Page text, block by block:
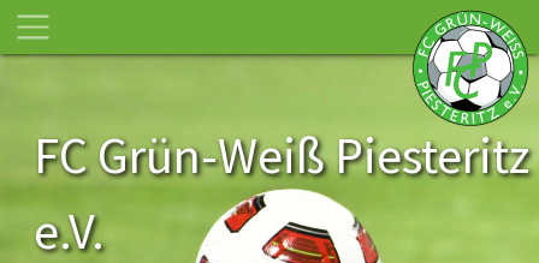
FC Grün-Weiß Piesteritz
e.V.